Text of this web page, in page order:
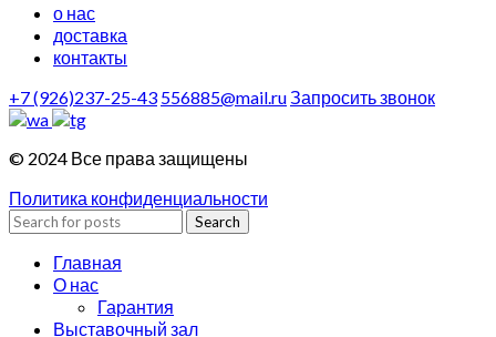
о нас
доставка
контакты
+7 (926)237-25-43 556885@mail.ruЗапросить звонок
© 2024 Все права защищены
Политика конфиденциальности
Search
Главная
О нас
Гарантия
Выставочный зал